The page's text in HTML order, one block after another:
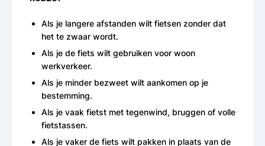
Als je langere afstanden wilt fietsen zonder dat
het te zwaar wordt.
Als je de fiets wilt gebruiken voor woon
werkverkeer.
Als je minder bezweet wilt aankomen op je
bestemming.
Als je vaak fietst met tegenwind, bruggen of volle
fietstassen.
Als je vaker de fiets wilt pakken in plaats van de